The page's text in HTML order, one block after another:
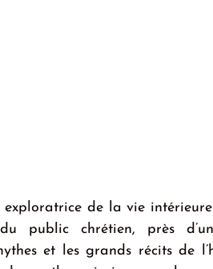
de la vie
public chrétien, près
et les grands récits de